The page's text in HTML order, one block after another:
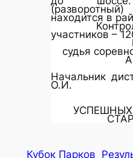
находится в
участников –
судья
Начальник
О.И.
Кубок Парков